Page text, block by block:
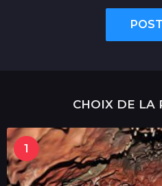
CHOIX DE LA
1